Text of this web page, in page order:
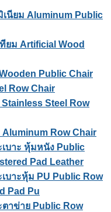
นียม Aluminum Public
ยม Artificial Wood
Public Chair
Row Chair
Steel Row
Aluminum Row Chair
บาะ หุ้มหนัง Public
Pad Leather
บาะหุ้ม PU Public Row
Pad Pu
าข่าย Public Row